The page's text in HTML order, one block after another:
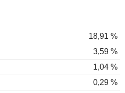
18,91 %
3,59 %
1,04 %
0,29 %